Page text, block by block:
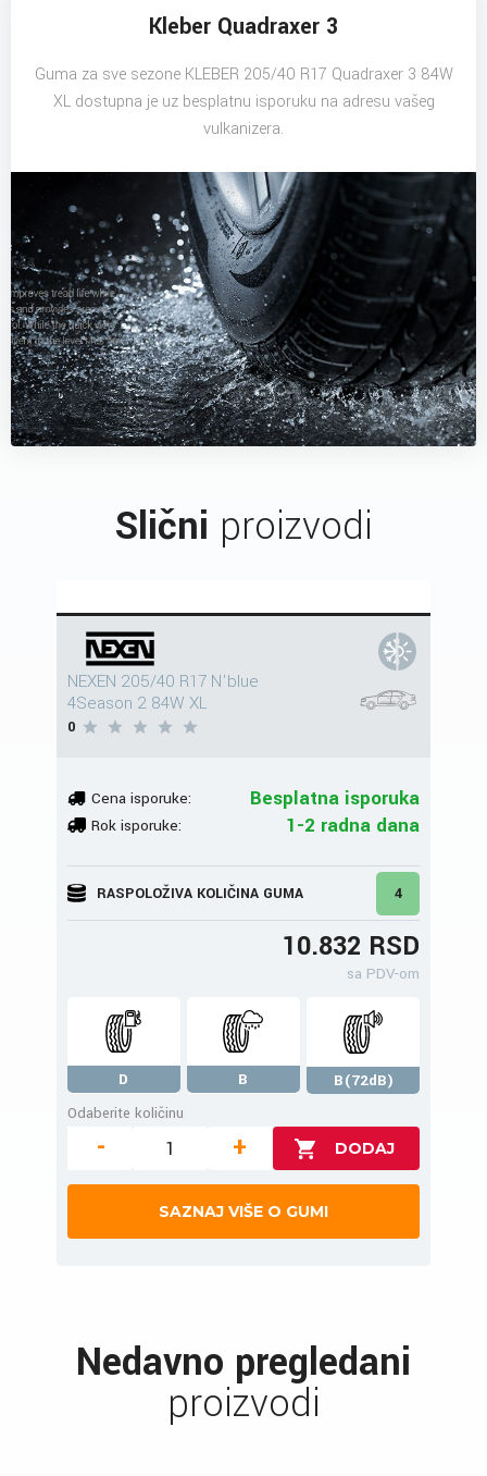
Kleber Quadraxer 3
Guma za sve sezone KLEBER 205/40 R17 Quadraxer 3 84W
XL dostupna je uz besplatnu isporuku na adresu vašeg
vulkanizera.
Slični proizvodi
NEXEN 205/40 R17 N'blue
4Season 2 84W XL
0
Cena isporuke: Besplatna isporuka
Rok isporuke: 1-2 radna dana
RASPOLOŽIVA KOLIČINA GUMA 4
10.832 RSD
sa PDV-om
D B
B(72dB)
Odaberite količinu
- +
SAZNAJ VIŠE O GUMI
Nedavno pregledani
proizvodi